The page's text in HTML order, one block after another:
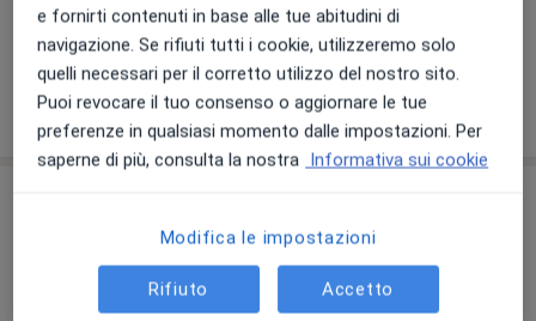
Colloquio psicologico
Chiedi di attivare le prenotazioni online
e fornirti contenuti in base alle tue abitudini di
navigazione. Se rifiuti tutti i cookie, utilizzeremo solo
quelli necessari per il corretto utilizzo del nostro sito.
Puoi revocare il tuo consenso o aggiornare le tue
preferenze in qualsiasi momento dalle impostazioni. Per
saperne di più, consulta la nostra Informativa sui cookie
Modifica le impostazioni
Rifiuto Accetto